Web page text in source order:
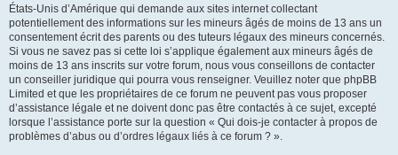
États-Unis d’Amérique qui demande aux sites internet collectant
potentiellement des informations sur les mineurs âgés de moins de 13 ans un
consentement écrit des parents ou des tuteurs légaux des mineurs concernés.
Si vous ne savez pas si cette loi s’applique également aux mineurs âgés de
moins de 13 ans inscrits sur votre forum, nous vous conseillons de contacter
un conseiller juridique qui pourra vous renseigner. Veuillez noter que phpBB
Limited et que les propriétaires de ce forum ne peuvent pas vous proposer
d’assistance légale et ne doivent donc pas être contactés à ce sujet, excepté
lorsque l’assistance porte sur la question « Qui dois-je contacter à propos de
problèmes d’abus ou d’ordres légaux liés à ce forum ? ».